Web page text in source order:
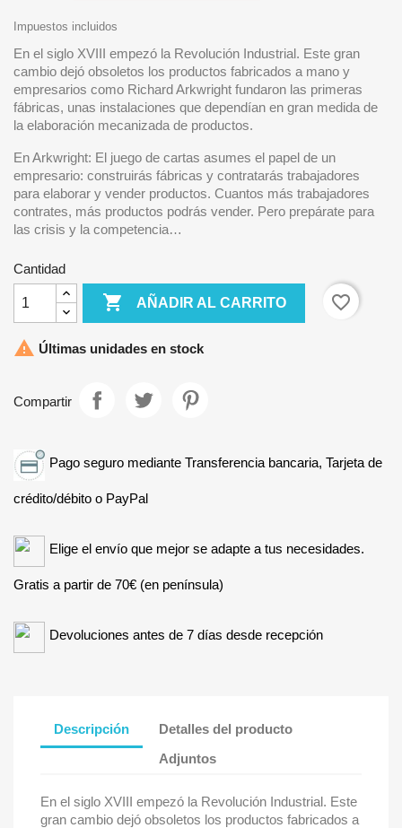
Impuestos incluidos
En el siglo XVIII empezó la Revolución Industrial. Este gran
cambio dejó obsoletos los productos fabricados a mano y
empresarios como Richard Arkwright fundaron las primeras
fábricas, unas instalaciones que dependían en gran medida de
la elaboración mecanizada de productos.
En Arkwright: El juego de cartas asumes el papel de un
empresario: construirás fábricas y contratarás trabajadores
para elaborar y vender productos. Cuantos más trabajadores
contrates, más productos podrás vender. Pero prepárate para
las crisis y la competencia…
Cantidad
 AÑADIR AL CARRITO favorite_border
 Últimas unidades en stock
Compartir
Pago seguro mediante Transferencia bancaria, Tarjeta de
crédito/débito o PayPal
Elige el envío que mejor se adapte a tus necesidades.
Gratis a partir de 70€ (en península)
Devoluciones antes de 7 días desde recepción
Descripción
Detalles del producto
Adjuntos
En el siglo XVIII empezó la Revolución Industrial. Este
gran cambio dejó obsoletos los productos fabricados a